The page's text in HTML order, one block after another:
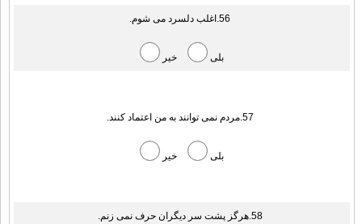
56.اغلب دلسرد می شوم.
بلی خیر
57.مردم نمی توانند به من اعتماد کنند.
بلی خیر
58.هرگز پشت سر دیگران حرف نمی زنم.